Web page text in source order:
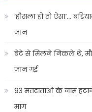
‘हौसला हो तो ऐसा’…
जान
बेटे से मिलने निकले थे,
जान गई
93 मतदाताओं के नाम
मांग